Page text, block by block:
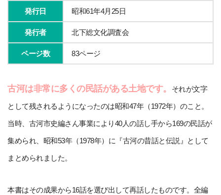
発行日 昭和61年4月25日
発行者 北下総文化調査会
ページ数 83ページ
古河は非常に多くの民話がある土地です。 それが文字
として残されるようになったのは昭和47年（1972年）のこと。
当時、古河市史編さん事業により40人の話し手から169の民話が
集められ、昭和53年（1978年）に『古河の昔話と伝説』として
まとめられました。
本書はその成果から16話を選び出して再話したものです。全編